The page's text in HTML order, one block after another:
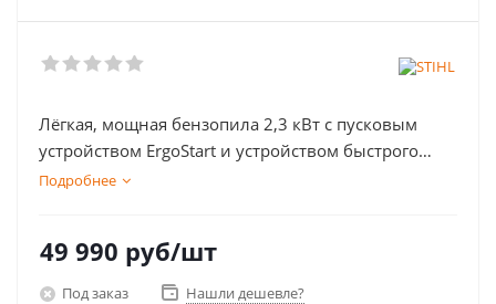
Лёгкая, мощная бензопила 2,3 кВт с пусковым
устройством ErgoStart и устройством быстрого
натяжения цепи
Подробнее
49 990 руб/шт
Под заказ Нашли дешевле?